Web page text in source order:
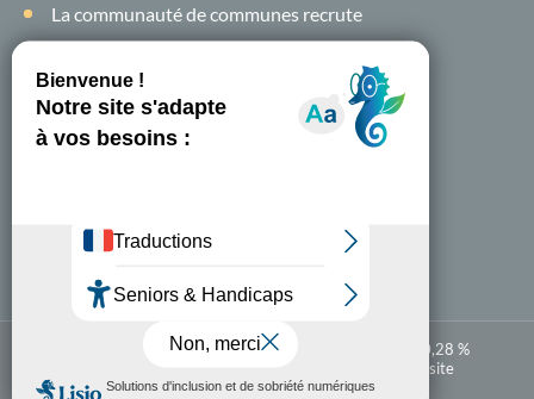
En 1 clic
Carte
A+
La communauté de communes recrute
Suivez-nous sur
les
réseaux sociaux !
Nous contacter
Accessibilité numérique : partiellement conforme à 80,28 %
Plan du site